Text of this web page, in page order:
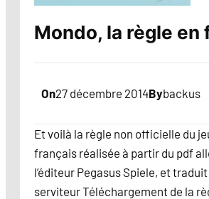
Mondo, la règle en
On27 décembre 2014Bybackus
Et voilà la règle non officielle du
français réalisée à partir du pdf
l’éditeur Pegasus Spiele, et
serviteur Téléchargement de la